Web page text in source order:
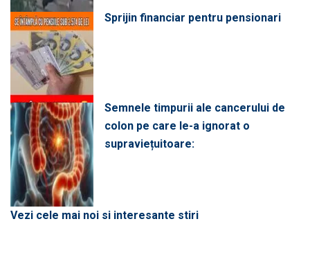
Sprijin financiar pentru pensionari
Semnele timpurii ale cancerului de
colon pe care le-a ignorat o
supraviețuitoare:
Vezi cele mai noi si interesante stiri